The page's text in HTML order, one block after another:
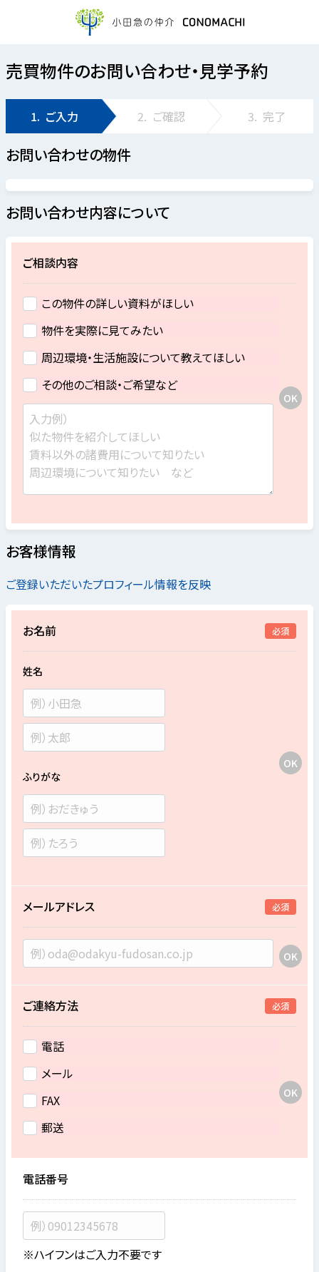
売買物件のお問い合わせ・見学予約
1. ご入力 2. ご確認 3. 完了
お問い合わせの物件
お問い合わせ内容について
ご相談内容
この物件の詳しい資料がほしい
物件を実際に見てみたい
周辺環境・生活施設について教えてほしい
その他のご相談・ご希望など
お客様情報
ご登録いただいたプロフィール情報を反映
お名前 必須
姓名
ふりがな
メールアドレス 必須
ご連絡方法 必須
電話
メール
FAX
郵送
電話番号
※ハイフンはご入力不要です